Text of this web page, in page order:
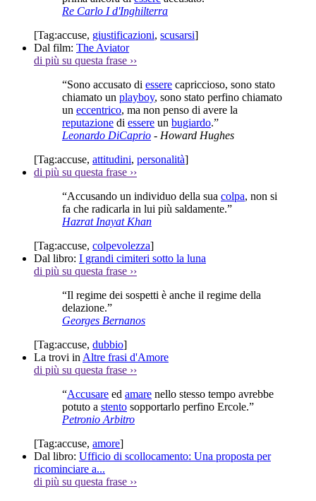
Re Carlo I d'Inghilterra
[Tag:accuse, giustificazioni, scusarsi]
Dal film: The Aviator
di più su questa frase ››
“Sono accusato di essere capriccioso, sono stato
chiamato un playboy, sono stato perfino chiamato
un eccentrico, ma non penso di avere la
reputazione di essere un bugiardo.”
Leonardo DiCaprio - Howard Hughes
[Tag:accuse, attitudini, personalità]
di più su questa frase ››
“Accusando un individuo della sua colpa, non si
fa che radicarla in lui più saldamente.”
Hazrat Inayat Khan
[Tag:accuse, colpevolezza]
Dal libro: I grandi cimiteri sotto la luna
di più su questa frase ››
“Il regime dei sospetti è anche il regime della
delazione.”
Georges Bernanos
[Tag:accuse, dubbio]
La trovi in Altre frasi d'Amore
di più su questa frase ››
“Accusare ed amare nello stesso tempo avrebbe
potuto a stento sopportarlo perfino Ercole.”
Petronio Arbitro
[Tag:accuse, amore]
Dal libro: Ufficio di scollocamento: Una proposta per
ricominciare a...
di più su questa frase ››